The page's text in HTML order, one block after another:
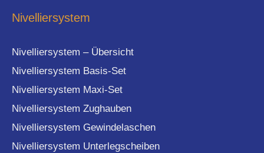
Nivelliersystem
Nivelliersystem – Übersicht
Nivelliersystem Basis-Set
Nivelliersystem Maxi-Set
Nivelliersystem Zughauben
Nivelliersystem Gewindelaschen
Nivelliersystem Unterlegscheiben